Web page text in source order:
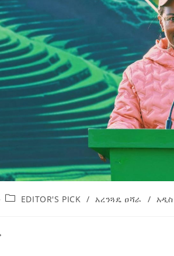
EDITOR'S PICK / አረንጓዴ ዐሻራ / አዲስ